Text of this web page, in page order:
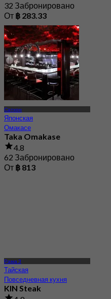
Сатхон
Японская
Омакасе
4.8
62 Забронировано
От฿ 813
4.9
100 Забронировано
От฿ 147.5